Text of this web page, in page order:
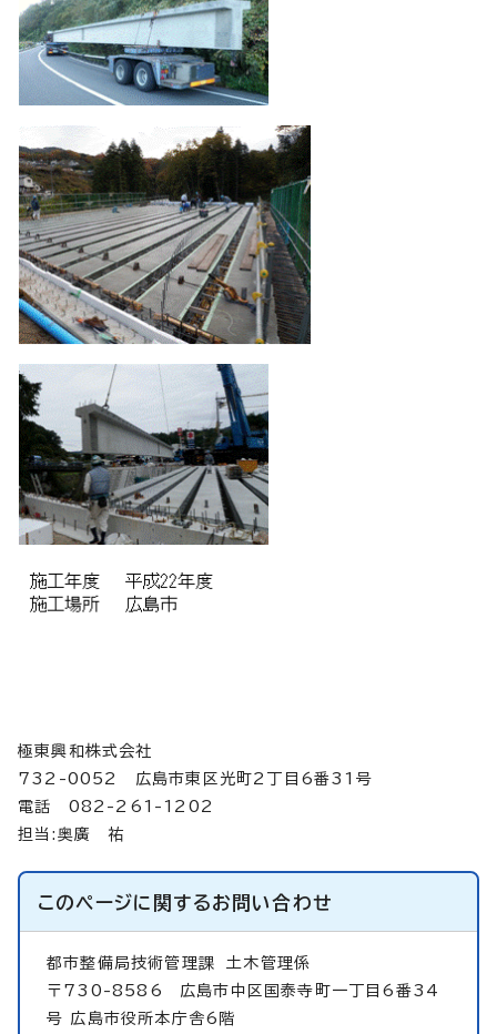
極東興和株式会社
732-0052 広島市東区光町2丁目6番31号
電話 082-261-1202
担当:奥廣 祐
このページに関するお問い合わせ
都市整備局技術管理課土木管理係
〒730-8586 広島市中区国泰寺町一丁目6番34
号 広島市役所本庁舎6階